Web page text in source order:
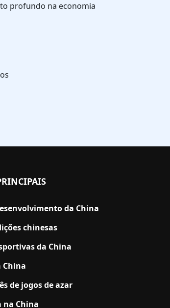
profundo na economia
da China
chinesas
da China
China
de jogos de azar
na China